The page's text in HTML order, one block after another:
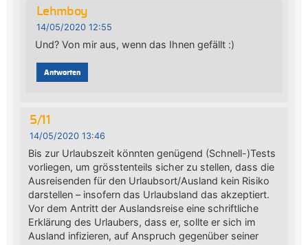
Lehmboy
14/05/2020 12:55
Und? Von mir aus, wenn das Ihnen gefällt :)
Antworten
5/11
14/05/2020 13:46
Bis zur Urlaubszeit könnten genügend (Schnell-)Tests
vorliegen, um grösstenteils sicher zu stellen, dass die
Ausreisenden für den Urlaubsort/Ausland kein Risiko
darstellen – insofern das Urlaubsland das akzeptiert.
Vor dem Antritt der Auslandsreise eine schriftliche
Erklärung des Urlaubers, dass er, sollte er sich im
Ausland infizieren, auf Anspruch gegenüber seiner